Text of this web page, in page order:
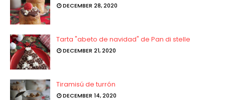
DECEMBER 28, 2020
Tarta "abeto de navidad" de Pan di stelle
DECEMBER 21, 2020
Tiramisú de turrón
DECEMBER 14, 2020